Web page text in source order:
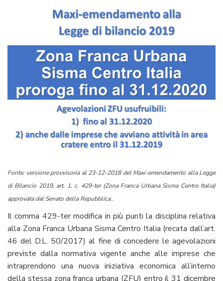
Fonte: versione provvisoria al 23-12-2018 del Maxi-emendamento alla Legge
di Bilancio 2019, art. 1, c. 429-ter (Zona Franca Urbana Sisma Centro Italia)
approvata dal Senato della Repubblica..
Il comma 429-ter modifica in più punti la disciplina relativa
alla Zona Franca Urbana Sisma Centro Italia (recata dall’art.
46 del D.L. 50/2017) al fine di concedere le agevolazioni
previste dalla normativa vigente anche alle imprese che
intraprendono una nuova iniziativa economica all’interno
della stessa zona franca urbana (ZFU) entro il 31 dicembre